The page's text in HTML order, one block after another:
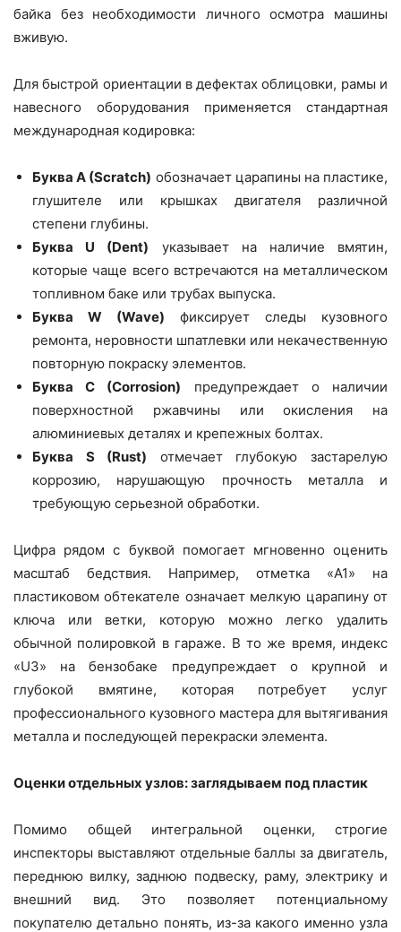
байка без необходимости личного осмотра машины
вживую.
Для быстрой ориентации в дефектах облицовки, рамы и
навесного оборудования применяется стандартная
международная кодировка:
Буква A (Scratch) обозначает царапины на пластике,
глушителе или крышках двигателя различной
степени глубины.
Буква U (Dent) указывает на наличие вмятин,
которые чаще всего встречаются на металлическом
топливном баке или трубах выпуска.
Буква W (Wave) фиксирует следы кузовного
ремонта, неровности шпатлевки или некачественную
повторную покраску элементов.
Буква C (Corrosion) предупреждает о наличии
поверхностной ржавчины или окисления на
алюминиевых деталях и крепежных болтах.
Буква S (Rust) отмечает глубокую застарелую
коррозию, нарушающую прочность металла и
требующую серьезной обработки.
Цифра рядом с буквой помогает мгновенно оценить
масштаб бедствия. Например, отметка «A1» на
пластиковом обтекателе означает мелкую царапину от
ключа или ветки, которую можно легко удалить
обычной полировкой в гараже. В то же время, индекс
«U3» на бензобаке предупреждает о крупной и
глубокой вмятине, которая потребует услуг
профессионального кузовного мастера для вытягивания
металла и последующей перекраски элемента.
Оценки отдельных узлов: заглядываем под пластик
Помимо общей интегральной оценки, строгие
инспекторы выставляют отдельные баллы за двигатель,
переднюю вилку, заднюю подвеску, раму, электрику и
внешний вид. Это позволяет потенциальному
покупателю детально понять, из-за какого именно узла